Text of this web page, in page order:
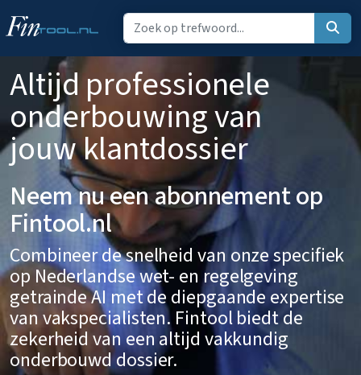
Altijd professionele
onderbouwing van
jouw klantdossier
Neem nu een abonnement op
Fintool.nl
Combineer de snelheid van onze specifiek
op Nederlandse wet- en regelgeving
getrainde AI met de diepgaande expertise
van vakspecialisten. Fintool biedt de
zekerheid van een altijd vakkundig
onderbouwd dossier.